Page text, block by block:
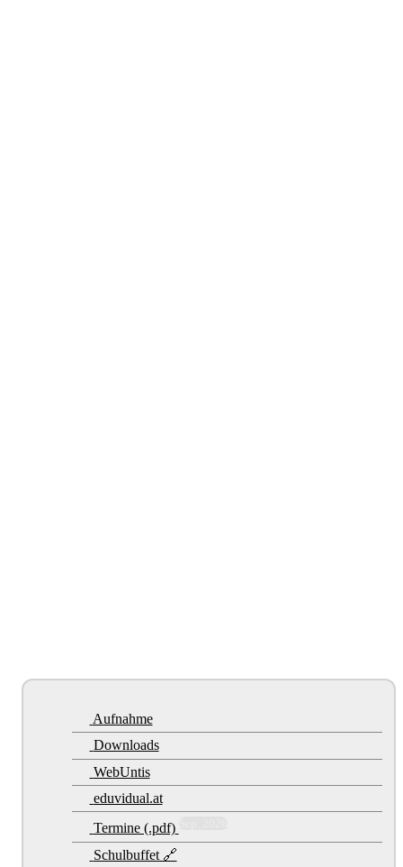
Aufnahme
Downloads
WebUntis
eduvidual.at
Termine (.pdf)
Schulbuffet 🔗